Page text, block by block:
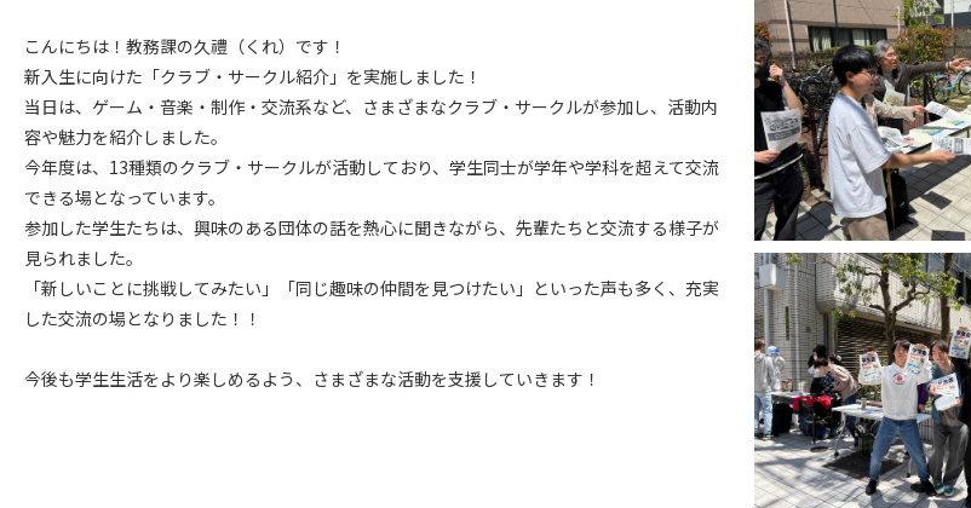
こんにちは！教務課の久禮（くれ）です！
新入生に向けた「クラブ・サークル紹介」を実施しました！
当日は、ゲーム・音楽・制作・交流系など、さまざまなクラブ・サークルが参加し、活動内
容や魅力を紹介しました。
今年度は、13種類のクラブ・サークルが活動しており、学生同士が学年や学科を超えて交流
できる場となっています。
参加した学生たちは、興味のある団体の話を熱心に聞きながら、先輩たちと交流する様子が
見られました。
「新しいことに挑戦してみたい」「同じ趣味の仲間を見つけたい」といった声も多く、充実
した交流の場となりました！！
今後も学生生活をより楽しめるよう、さまざまな活動を支援していきます！